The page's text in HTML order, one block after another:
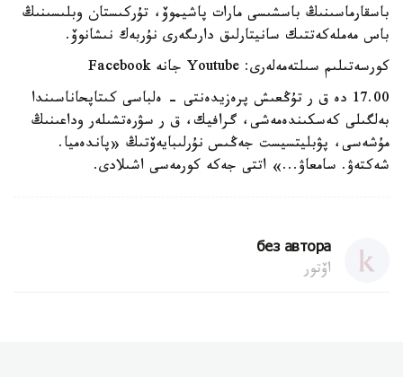
باسقارماسىنىڭ باسشىسى مارات پاشيموۆ، تۇركىستان وبلىسىنىڭ
باس مەملەكەتتىك سانيتارلىق دارىگەرى نۇربەك نىشانوۆ.
كورسەتىلىم سىلتەمەلەرى: Youtube جانە Facebook
17.00 دە ق ر تۇڭعىش پرەزيدەنتى - ەلباسى كىتاپحاناسىندا
بەلگىلى كەسكىندەمەشى، گرافيك، ق ر سۋرەتشىلەر وداعىنىڭ
مۇشەسى، پۋبليتسيست جەڭىس نۇرلىبايەۆتىڭ «پاندەميا.
شەكتەۋ. سامعاۋ...» اتتى جەكە كورمەسى اشىلادى.
без автора
اۆتور